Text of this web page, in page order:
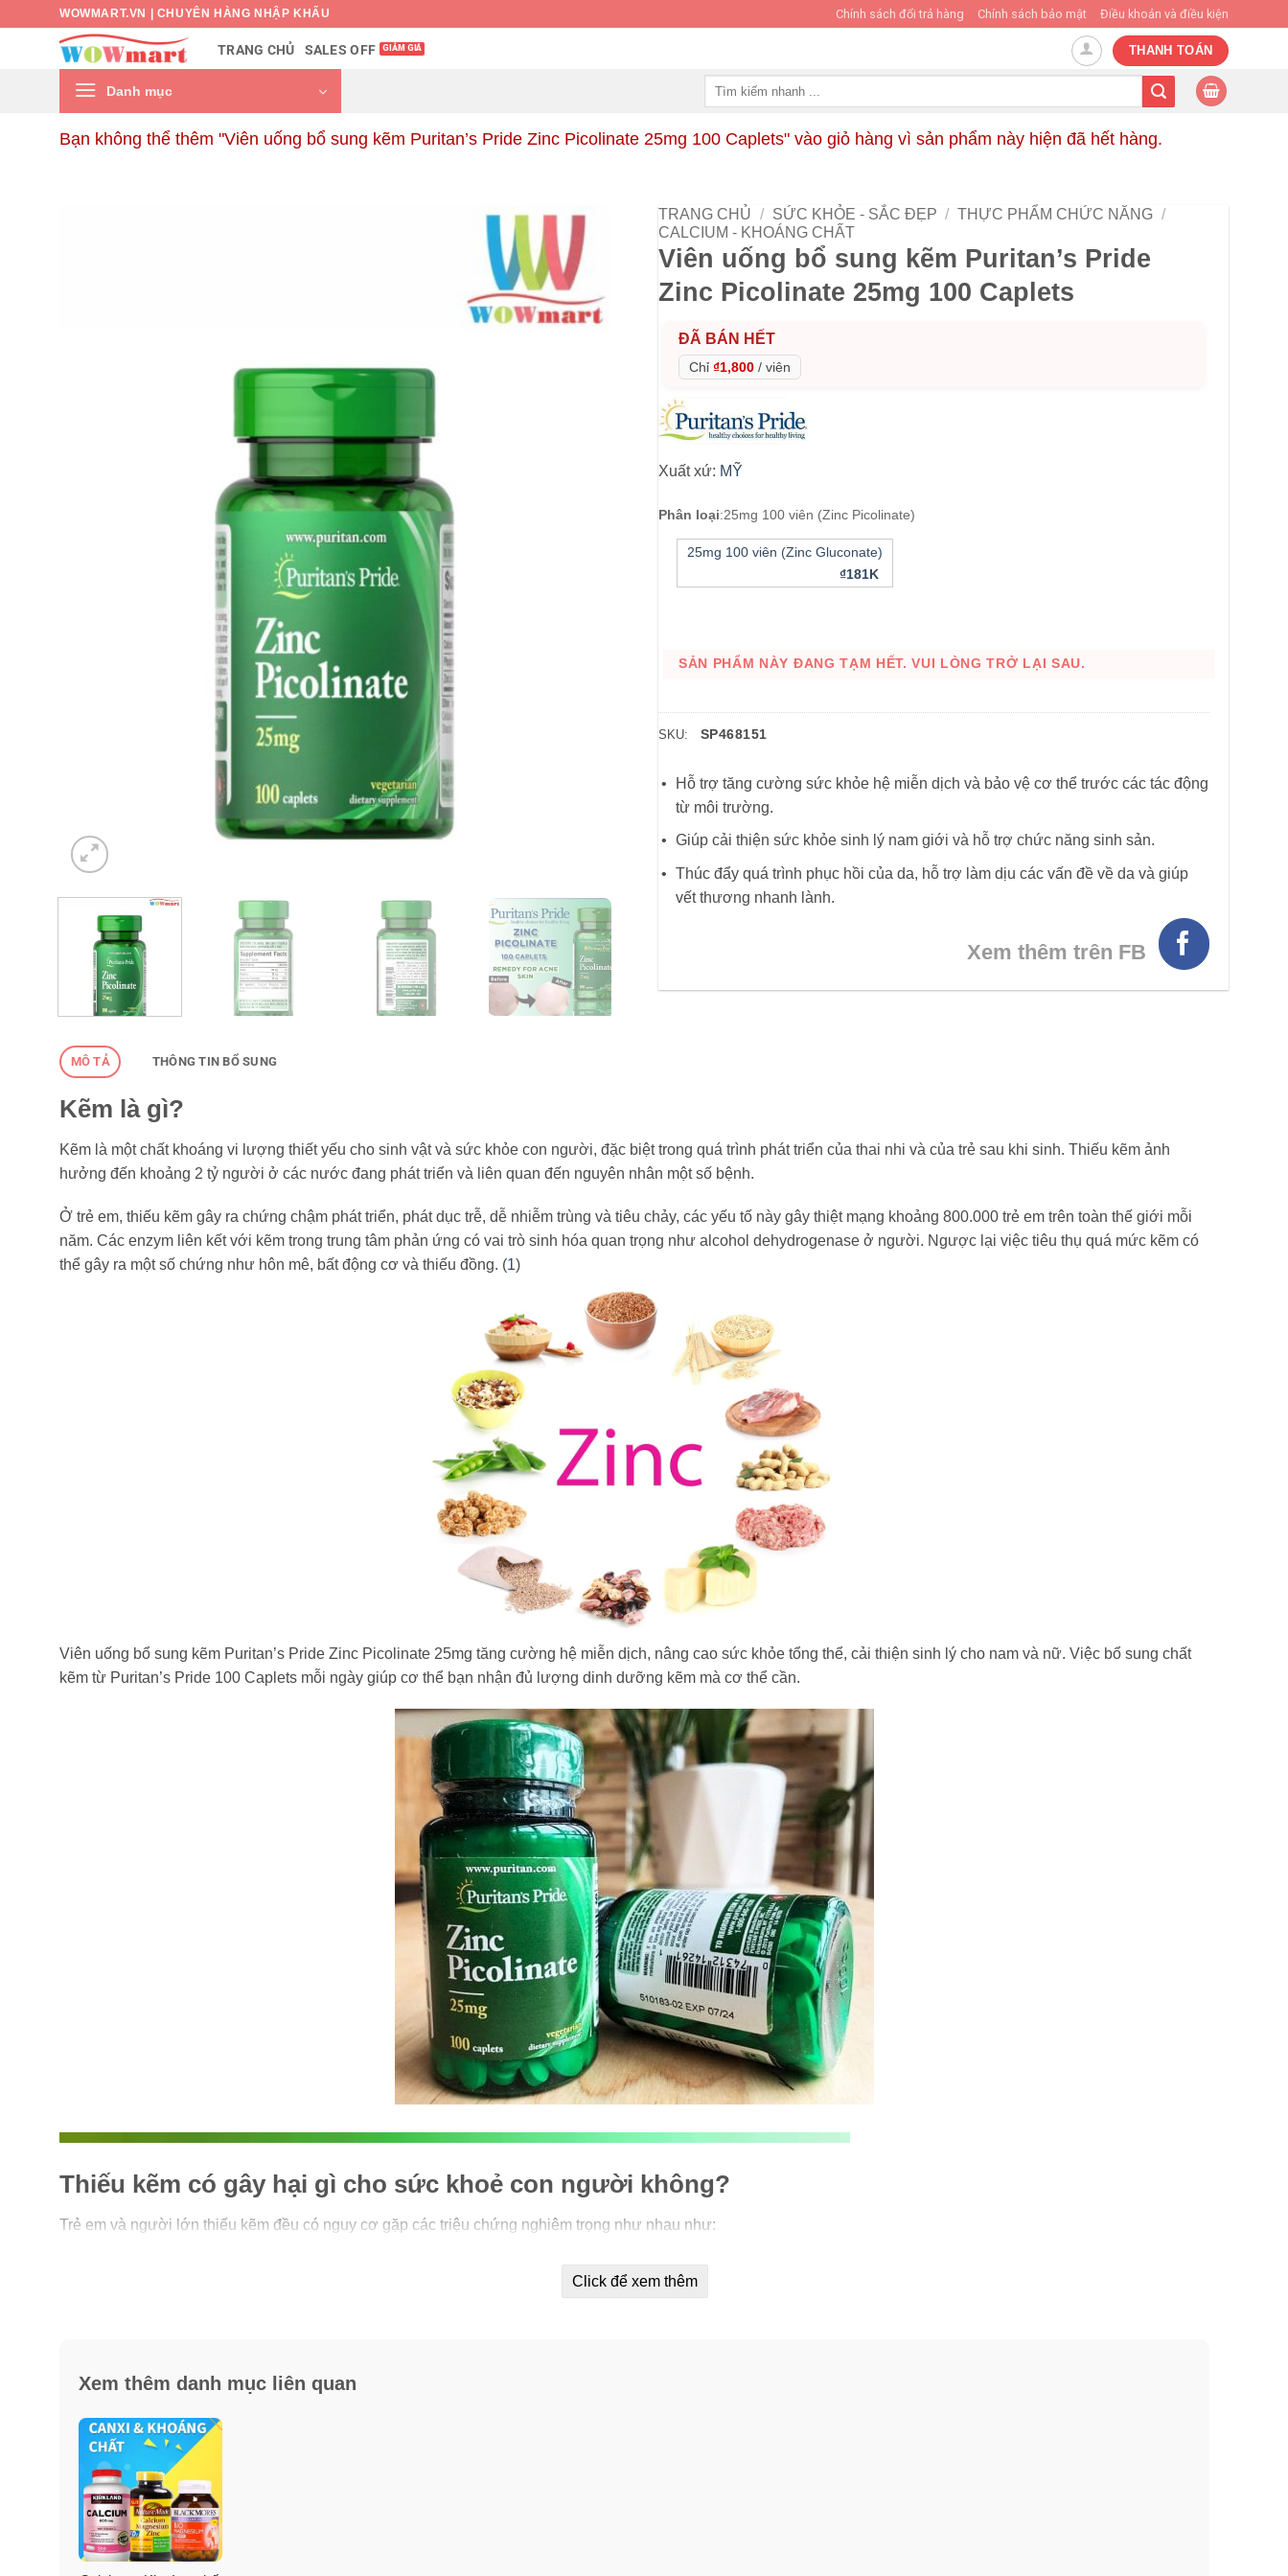
WOWMART.VN | CHUYÊN HÀNG NHẬP KHẨU Chính sách đổi trả hàng Chính sách bảo mật Điều khoản và điều kiện
TRANG CHỦ SALES OFF THANH TOÁN
Danh mục
Bạn không thể thêm "Viên uống bổ sung kẽm Puritan’s Pride Zinc Picolinate 25mg 100 Caplets" vào giỏ hàng vì sản phẩm này hiện đã hết hàng.
TRANG CHỦ / SỨC KHỎE - SẮC ĐẸP / THỰC PHẨM CHỨC NĂNG /
CALCIUM - KHOÁNG CHẤT
Viên uống bổ sung kẽm Puritan’s Pride
Zinc Picolinate 25mg 100 Caplets
ĐÃ BÁN HẾT
Chỉ ₫1,800 / viên
Xuất xứ: MỸ
Phân loại:25mg 100 viên (Zinc Picolinate)
25mg 100 viên (Zinc Gluconate)
₫181K
SẢN PHẨM NÀY ĐANG TẠM HẾT. VUI LÒNG TRỞ LẠI SAU.
SKU: SP468151
Hỗ trợ tăng cường sức khỏe hệ miễn dịch và bảo vệ cơ thể trước các tác động
từ môi trường.
Giúp cải thiện sức khỏe sinh lý nam giới và hỗ trợ chức năng sinh sản.
Thúc đẩy quá trình phục hồi của da, hỗ trợ làm dịu các vấn đề về da và giúp
vết thương nhanh lành.
Xem thêm trên FB
MÔ TẢ THÔNG TIN BỔ SUNG
Kẽm là gì?
Kẽm là một chất khoáng vi lượng thiết yếu cho sinh vật và sức khỏe con người, đặc biệt trong quá trình phát triển của thai nhi và của trẻ sau khi sinh. Thiếu kẽm ảnh
hưởng đến khoảng 2 tỷ người ở các nước đang phát triển và liên quan đến nguyên nhân một số bệnh.
Ở trẻ em, thiếu kẽm gây ra chứng chậm phát triển, phát dục trễ, dễ nhiễm trùng và tiêu chảy, các yếu tố này gây thiệt mạng khoảng 800.000 trẻ em trên toàn thế giới mỗi
năm. Các enzym liên kết với kẽm trong trung tâm phản ứng có vai trò sinh hóa quan trọng như alcohol dehydrogenase ở người. Ngược lại việc tiêu thụ quá mức kẽm có
thể gây ra một số chứng như hôn mê, bất động cơ và thiếu đồng. (1)
Viên uống bổ sung kẽm Puritan’s Pride Zinc Picolinate 25mg tăng cường hệ miễn dịch, nâng cao sức khỏe tổng thể, cải thiện sinh lý cho nam và nữ. Việc bổ sung chất
kẽm từ Puritan’s Pride 100 Caplets mỗi ngày giúp cơ thể bạn nhận đủ lượng dinh dưỡng kẽm mà cơ thể cần.
Thiếu kẽm có gây hại gì cho sức khoẻ con người không?
Trẻ em và người lớn thiếu kẽm đều có nguy cơ gặp các triệu chứng nghiêm trọng như nhau như:
Biếng ăn, chậm phát triển, suy giảm miễn dịch, rối loạn giấc ngủ, mệt mỏi…
Gây khó có con cho nam giới, giảm khả năng sinh lý nam.
Click để xem thêm
Xem thêm danh mục liên quan